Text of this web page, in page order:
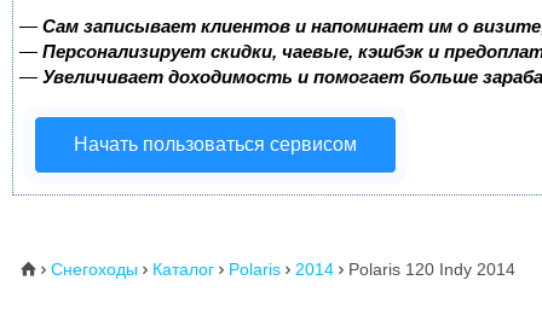
— Сам записывает клиентов и напоминает им о
— Персонализирует скидки, чаевые, кэшбэк и
— Увеличивает доходимость и помогает больше
Начать пользоваться сервисом
⌂  Снегоходы  Каталог  Polaris  2014  Polaris 120 Indy 2014